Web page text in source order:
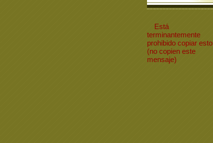
Está
terminantemente
prohibido copiar esto
(no copien este
mensaje)